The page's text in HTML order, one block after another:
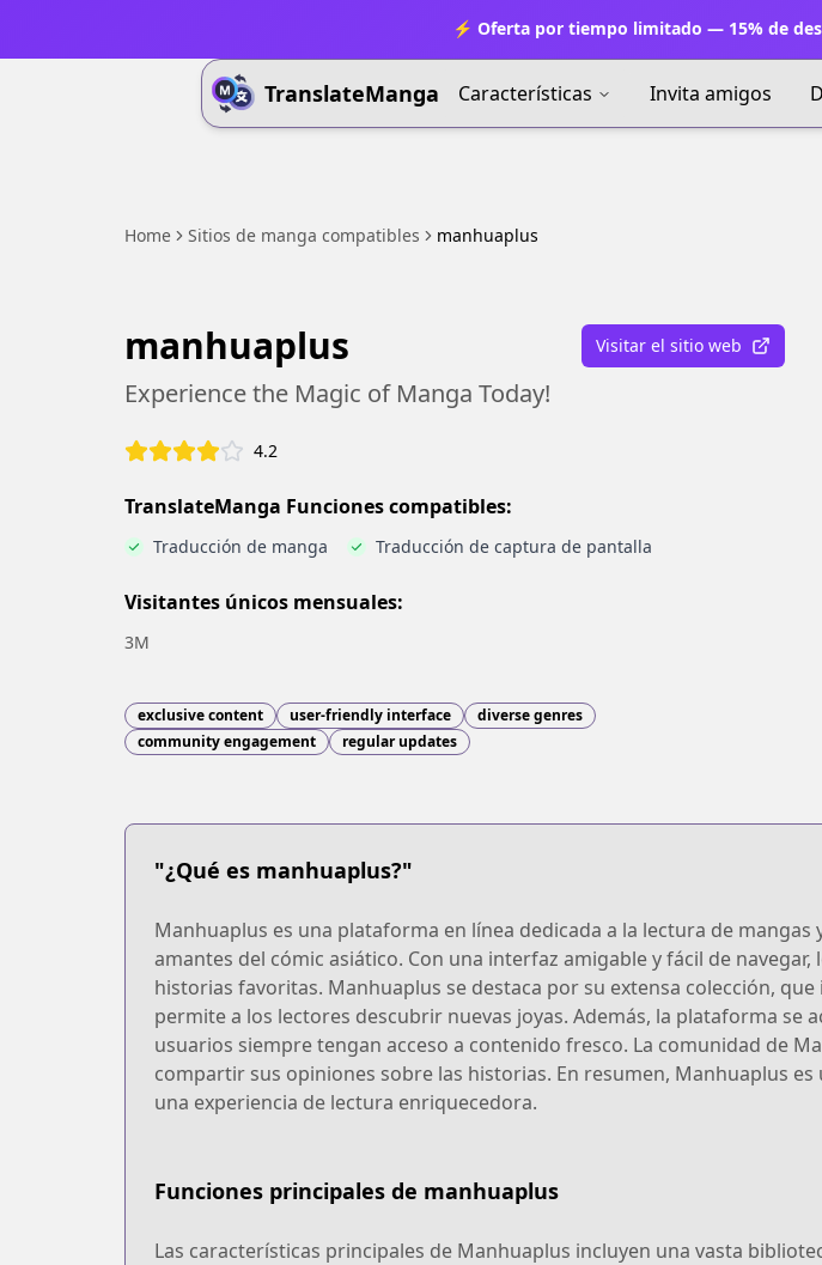
⚡ Oferta por tiempo limitado — 15% de
TranslateManga Características Invita amigos
Home Sitios de manga compatibles manhuaplus
manhuaplus Visitar el sitio web
Experience the Magic of Manga Today!
4.2
TranslateManga Funciones compatibles:
Traducción de manga Traducción de captura de pantalla
Visitantes únicos mensuales:
3M
exclusive content user-friendly interface
diverse genres
community engagement
regular updates
"¿Qué es manhuaplus?"
Manhuaplus es una plataforma en línea dedicada a la lectura de
amantes del cómic asiático. Con una interfaz amigable y fácil de
historias favoritas. Manhuaplus se destaca por su extensa colección,
permite a los lectores descubrir nuevas joyas. Además, la plataforma
usuarios siempre tengan acceso a contenido fresco. La comunidad de
compartir sus opiniones sobre las historias. En resumen, Manhuaplus
una experiencia de lectura enriquecedora.
Funciones principales de manhuaplus
Las características principales de Manhuaplus incluyen una vasta